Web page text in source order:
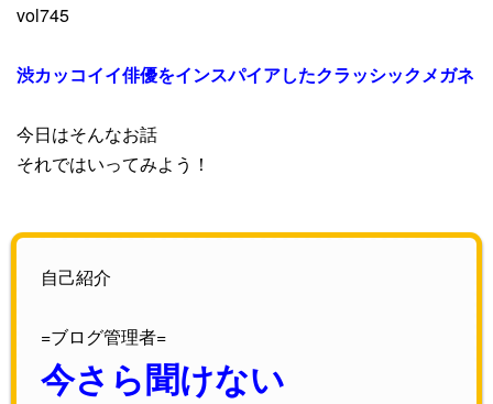
vol745
渋カッコイイ俳優をインスパイアしたクラッシックメガネ
今日はそんなお話
それではいってみよう！
自己紹介
=ブログ管理者=
今さら聞けない